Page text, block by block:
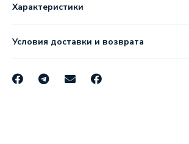
Характеристики
Условия доставки и возврата